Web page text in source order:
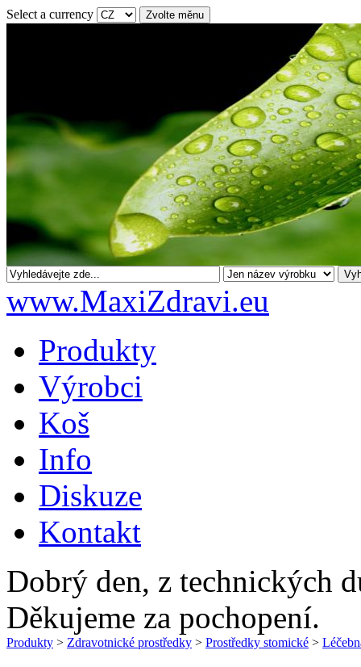
Select a currency
www.MaxiZdravi.eu
Produkty
Výrobci
Koš
Info
Diskuze
Kontakt
Dobrý den, z technických
Děkujeme za pochopení.
Produkty > Zdravotnické prostředky > Prostředky stomické >